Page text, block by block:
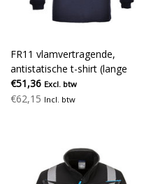
FR11 vlamvertragende,
antistatische t-shirt (lange
mouwen), marine
€51,36 Excl. btw
€62,15 Incl. btw